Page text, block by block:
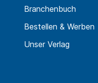
Branchenbuch
Bestellen & Werben
Unser Verlag